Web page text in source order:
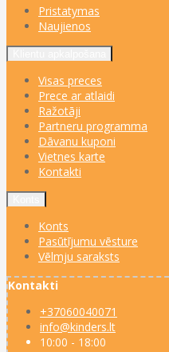
Pristatymas
Naujienos
Visas preces
Prece ar atlaidi
Ražotāji
Partneru programma
Dāvanu kuponi
Vietnes karte
Kontakti
Konts
Pasūtījumu vēsture
Vēlmju saraksts
Kontakti
+37060040071
info@kinders.lt
10:00 - 18:00